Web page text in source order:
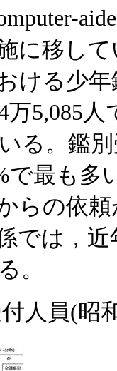
に移し
ける少年
万5,085
る。鑑
で最も多
らの依
では，
。
人員(昭